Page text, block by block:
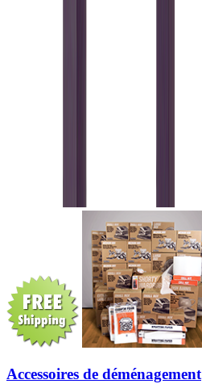
Accessoires de déménagement